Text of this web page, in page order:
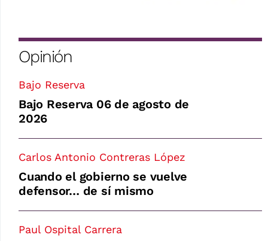
Opinión
Bajo Reserva
Bajo Reserva 06 de agosto de
2026
Carlos Antonio Contreras López
Cuando el gobierno se vuelve
defensor… de sí mismo
Paul Ospital Carrera